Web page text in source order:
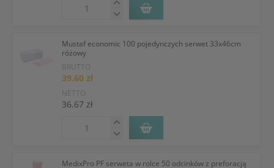
Mustaf economic 100 pojedynczych serwet 33x46cm
różowy
BRUTTO
39.60 zł
NETTO
36.67 zł
MedixPro PF serweta w rolce 50 odcinków z preforacją